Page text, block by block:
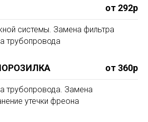
от 292р
системы. Замена фильтра
трубопровода
от 360р
трубопровода. Замена
утечки фреона